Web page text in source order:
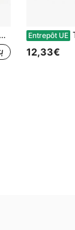
Entrepôt UE T-
12,33€